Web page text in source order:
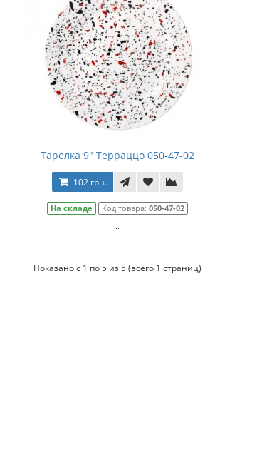
Тарелка 9" Терраццо 050-47-02
102 грн.
На складе Код товара:050-47-02
..
Показано с 1 по 5 из 5 (всего 1 страниц)